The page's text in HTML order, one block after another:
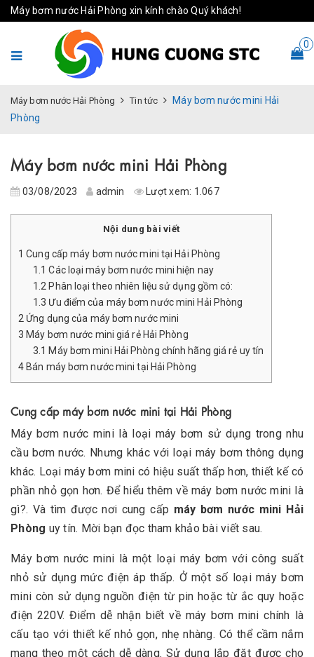
Máy bơm nước Hải Phòng xin kính chào Quý khách!
0
Máy bơm nước Hải Phòng Tin tức
Máy bơm nước mini Hải
Phòng
Máy bơm nước mini Hải Phòng
03/08/2023 admin Lượt xem: 1.067
Nội dung bài viết
1 Cung cấp máy bơm nước mini tại Hải Phòng
1.1 Các loại máy bơm nước mini hiện nay
1.2 Phân loại theo nhiên liệu sử dụng gồm có:
1.3 Ưu điểm của máy bơm nước mini Hải Phòng
2 Ứng dụng của máy bơm nước mini
3 Máy bơm nước mini giá rẻ Hải Phòng
3.1 Máy bơm mini Hải Phòng chính hãng giá rẻ uy tín
4 Bán máy bơm nước mini tại Hải Phòng
Cung cấp máy bơm nước mini tại Hải Phòng
Máy bơm nước mini là loại máy bơm sử dụng trong nhu
cầu bơm nước. Nhưng khác với loại máy bơm thông dụng
khác. Loại máy bơm mini có hiệu suất thấp hơn, thiết kế có
phần nhỏ gọn hơn. Để hiểu thêm về máy bơm nước mini là
gì?. Và tìm được nơi cung cấp máy bơm nước mini Hải
Phòng uy tín. Mời bạn đọc tham khảo bài viết sau.
Máy bơm nước mini là một loại máy bơm với công suất
nhỏ sử dụng mức điện áp thấp. Ở một số loại máy bơm
mini còn sử dụng nguồn điện từ pin hoặc từ ắc quy hoặc
điện 220V. Điểm dễ nhận biết về máy bơm mini chính là
cấu tạo với thiết kế nhỏ gọn, nhẹ nhàng. Có thể cầm nắm
mang theo một cách dễ dàng. Sử dụng lắp đặt được cho